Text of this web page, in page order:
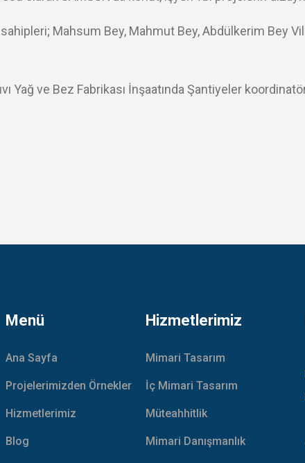
sahipleri; Mahsum Bey, Mahmut Bey, Abdülkerim Bey
Yağ ve Bez Fabrikası İnşaatında Şantiyeler
Menü
Ana Sayfa
Projelerimizden Örnekler
Hizmetlerimiz
Blog
Hizmetlerimiz
Mimari Tasarım
İç Mimari Tasarım
Müteahhitlik
Mimari Danışmanlık